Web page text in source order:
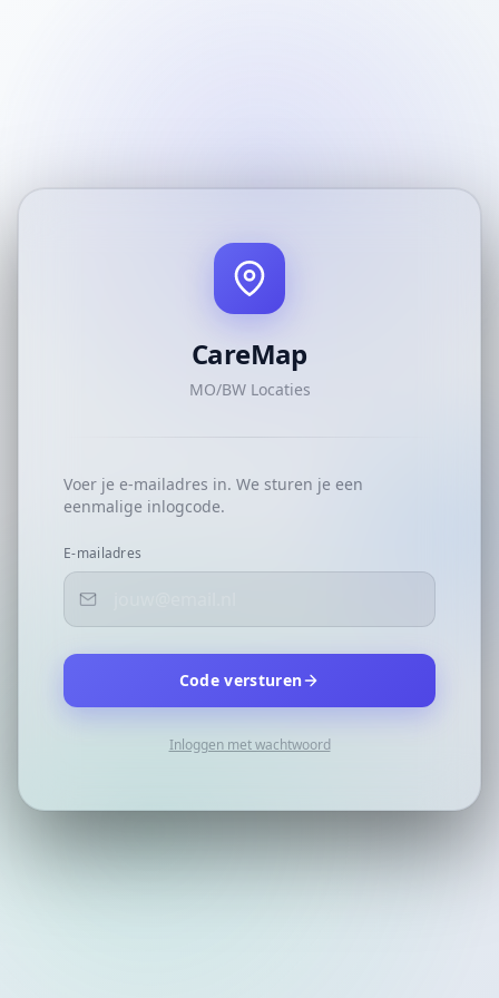
CareMap
MO/BW Locaties
Voer je e-mailadres in. We sturen je een
eenmalige inlogcode.
E-mailadres
Code versturen
Inloggen met wachtwoord